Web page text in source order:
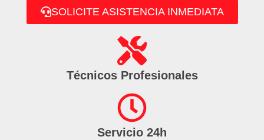
SOLICITE ASISTENCIA INMEDIATA
Técnicos Profesionales
Servicio 24h